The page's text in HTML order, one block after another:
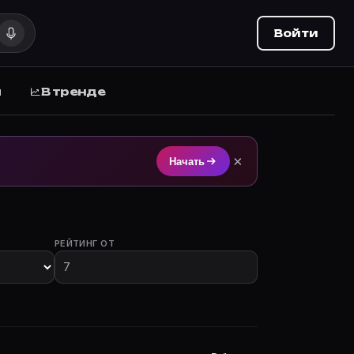
на Movie Planner (movie-planner.ru).
Войти
В тренде
Начать ×
РЕЙТИНГ ОТ